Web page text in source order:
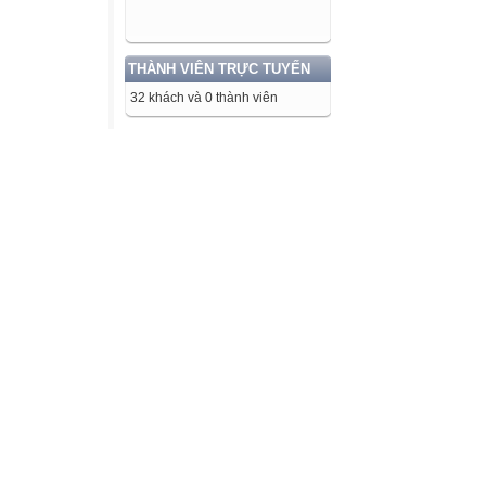
THÀNH VIÊN TRỰC TUYẾN
32 khách và 0 thành viên